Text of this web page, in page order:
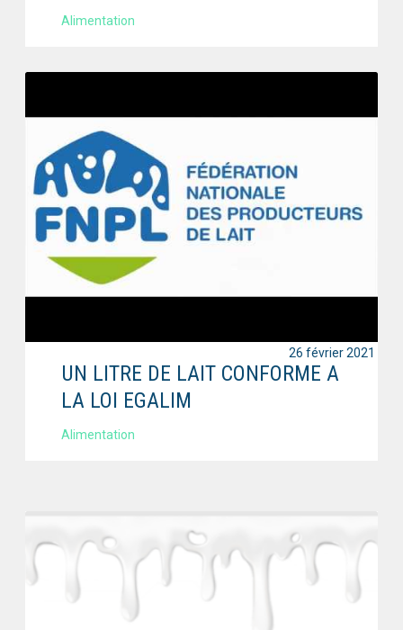
Alimentation
UN LITRE DE LAIT CONFORME A
LA LOI EGALIM
Alimentation
26 février 2021